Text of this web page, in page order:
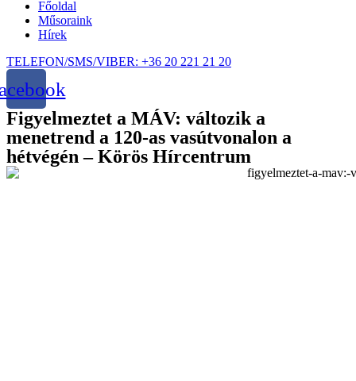
Főoldal
Műsoraink
Hírek
TELEFON/SMS/VIBER: +36 20 221 21 20
Figyelmeztet a MÁV: változik a
menetrend a 120-as vasútvonalon a
hétvégén – Körös Hírcentrum